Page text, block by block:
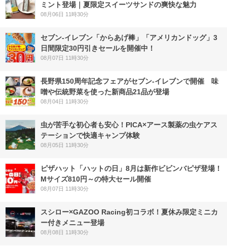
ミント登場｜夏限定スイーツサンドの爽快な魅力
08月06日 11時30分
セブン‐イレブン「からあげ棒」「アメリカンドッグ」3
日間限定30円引きセールを開催中！
08月07日 11時30分
長野県150周年記念フェアがセブン-イレブンで開催 味
噌や伝統野菜を使った新商品21品が登場
08月04日 11時30分
虫が苦手な初心者も安心！PICA×アース製薬の虫ケアス
テーションで快適キャンプ体験
08月05日 11時30分
ピザハット「ハットの日」8月は新作ビビンバピザ登場！
Mサイズ810円～の特大セール開催
08月07日 11時30分
スシロー×GAZOO Racing初コラボ！夏休み限定ミニカ
ー付きメニュー登場
08月08日 11時30分